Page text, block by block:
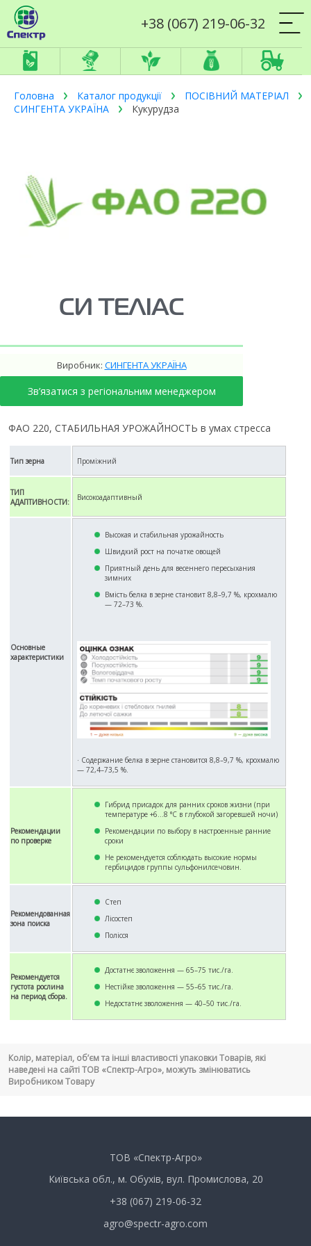
+38 (067) 219-06-32
Головна Каталог продукції
ПОСІВНИЙ МАТЕРІАЛ
СИНГЕНТА УКРАЇНА
Кукурудза
СИ ТЕЛІАС
Виробник: СИНГЕНТА УКРАЇНА
Зв’язатися з регіональним менеджером
ФАО 220, СТАБИЛЬНАЯ УРОЖАЙНОСТЬ в умах стресса
Тип зерна Проміжний
ТИП
АДАПТИВНОСТИ:
Високоадаптивный
Основные
характеристики
Высокая и стабильная урожайность
Швидкий рост на початке овощей
Приятный день для весеннего пересыхания
зимних
Вмість белка в зерне становит 8,8–9,7 %, крохмалю
— 72–73 %.
· Содержание белка в зерне становится 8,8–9,7 %, крохмалю
— 72,4–73,5 %.
Рекомендации
по проверке
Гибрид присадок для ранних сроков жизни (при
температуре +6...8 °С в глубокой загоревшей ночи)
Рекомендации по выбору в настроенные ранние
сроки
Не рекомендуется соблюдать высокие нормы
гербицидов группы сульфонилсечовин.
Рекомендованная
зона поиска
Степ
Лісостеп
Полісся
Рекомендуется
густота рослина
на период сбора.
Достатнє зволоження — 65–75 тис./га.
Нестійке зволоження — 55–65 тис./га.
Недостатнє зволоження — 40–50 тис./га.
Колір, матеріал, об’єм та інші властивості упаковки Товарів, які
наведені на сайті ТОВ «Спектр-Агро», можуть змінюватись
Виробником Товару
ТОВ «Спектр-Агро»
Київська обл., м. Обухів, вул. Промислова, 20
+38 (067) 219-06-32
agro@spectr-agro.com